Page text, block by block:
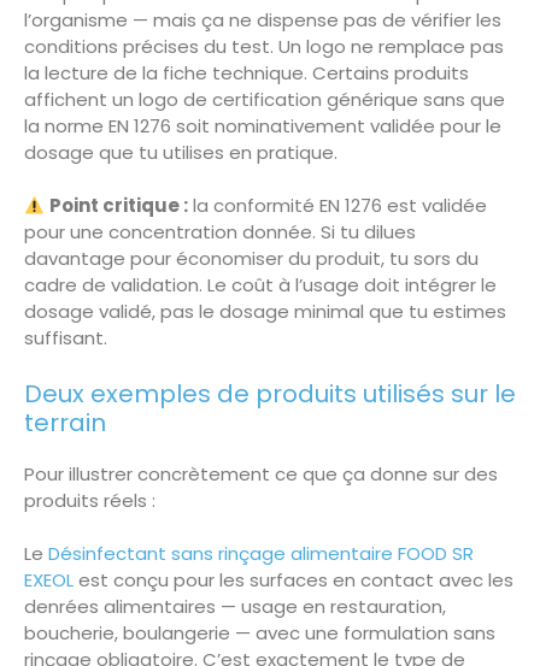
l’organisme — mais ça ne dispense pas de vérifier les
conditions précises du test. Un logo ne remplace pas
la lecture de la fiche technique. Certains produits
affichent un logo de certification générique sans que
la norme EN 1276 soit nominativement validée pour le
dosage que tu utilises en pratique.
Point critique :la conformité EN 1276 est validée
pour une concentration donnée. Si tu dilues
davantage pour économiser du produit, tu sors du
cadre de validation. Le coût à l’usage doit intégrer le
dosage validé, pas le dosage minimal que tu estimes
suffisant.
Deux exemples de produits utilisés sur le
terrain
Pour illustrer concrètement ce que ça donne sur des
produits réels :
Le Désinfectant sans rinçage alimentaire FOOD SR
EXEOLest conçu pour les surfaces en contact avec les
denrées alimentaires — usage en restauration,
boucherie, boulangerie — avec une formulation sans
rinçage obligatoire. C’est exactement le type de